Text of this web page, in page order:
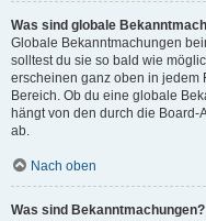
Was sind globale
Globale Bekanntmachungen
solltest du sie so bald wie
erscheinen ganz oben in jedem
Bereich. Ob du eine globale
hängt von den durch die
ab.
Nach oben
Was sind Bekanntmachungen?